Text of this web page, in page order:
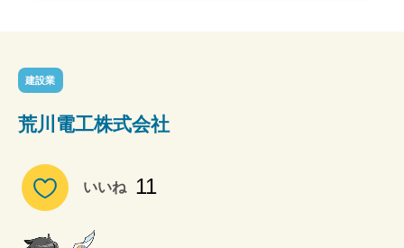
建設業
荒川電工株式会社
いいね 11